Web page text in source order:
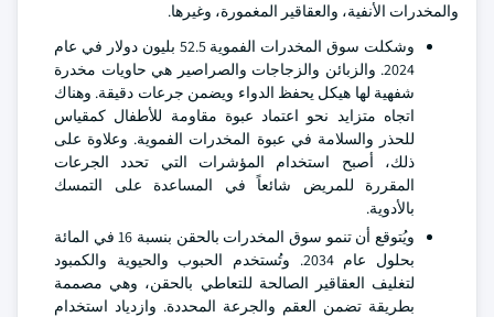
والمخدرات الأنفية، والعقاقير المغمورة، وغيرها.
وشكلت سوق المخدرات الفموية 52.5 بليون دولار في عام
2024. والزبائن والزجاجات والصراصير هي حاويات مخدرة
شفهية لها هيكل يحفظ الدواء ويضمن جرعات دقيقة. وهناك
اتجاه متزايد نحو اعتماد عبوة مقاومة للأطفال كمقياس
للحذر والسلامة في عبوة المخدرات الفموية. وعلاوة على
ذلك، أصبح استخدام المؤشرات التي تحدد الجرعات
المقررة للمريض شائعاً في المساعدة على التمسك
بالأدوية.
ويُتوقع أن تنمو سوق المخدرات بالحقن بنسبة 16 في المائة
بحلول عام 2034. وتُستخدم الحبوب والحيوية والكمبود
لتغليف العقاقير الصالحة للتعاطي بالحقن، وهي مصممة
بطريقة تضمن العقم والجرعة المحددة. وازدياد استخدام